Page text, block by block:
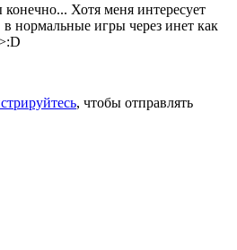
Хотя меня интересует
нормальные игры через инет как
, чтобы отправлять